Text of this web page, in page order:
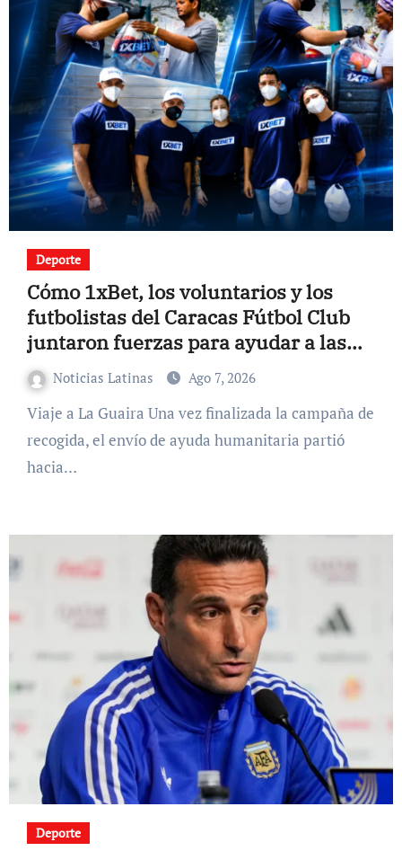
Deporte
Cómo 1xBet, los voluntarios y los
futbolistas del Caracas Fútbol Club
juntaron fuerzas para ayudar a las
familias de Venezuela
Noticias Latinas Ago 7, 2026
Viaje a La Guaira Una vez finalizada la campaña de
recogida, el envío de ayuda humanitaria partió
hacia…
Deporte